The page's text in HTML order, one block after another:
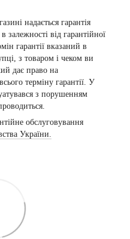
надається гарантія
залежності від гарантійної
гарантії вказаний в
з товаром і чеком ви
дає право на
терміну гарантії. У
з порушенням
обслуговування
України.